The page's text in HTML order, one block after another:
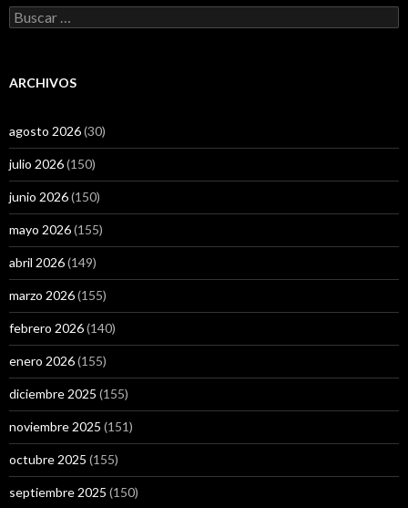
Buscar:
ARCHIVOS
agosto 2026(30)
julio 2026(150)
junio 2026(150)
mayo 2026(155)
abril 2026(149)
marzo 2026(155)
febrero 2026(140)
enero 2026(155)
diciembre 2025 (155)
noviembre 2025 (151)
octubre 2025 (155)
septiembre 2025 (150)